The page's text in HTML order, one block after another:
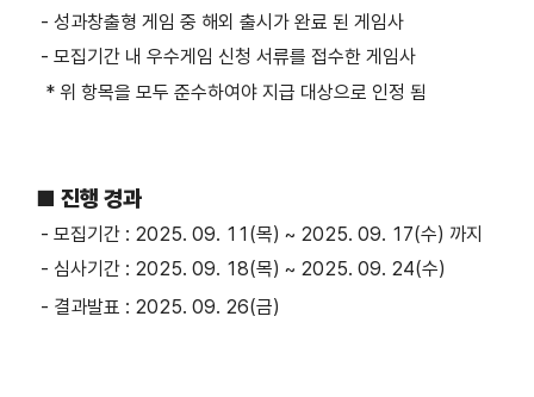
- 성과창출형 게임 중 해외 출시가 완료 된 게임사
- 모집기간 내 우수게임 신청 서류를 접수한 게임사
* 위 항목을 모두 준수하여야 지급 대상으로 인정 됨
■ 진행 경과
- 모집기간 : 2025. 09. 11(목) ~ 2025. 09. 17(수) 까지
- 심사기간 : 2025. 09. 18(목) ~ 2025. 09. 24(수)
- 결과발표 : 2025. 09. 26(금)